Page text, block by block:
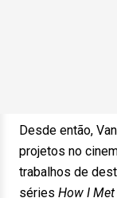
Desde então,
projetos no
trabalhos de
séries How I